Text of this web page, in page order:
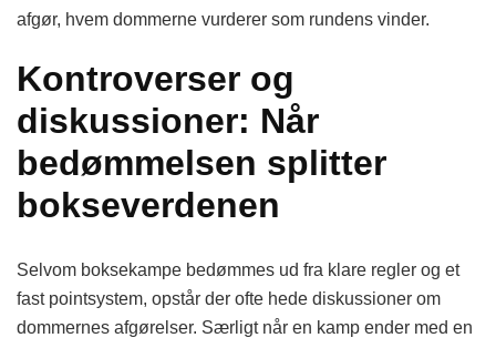
afgør, hvem dommerne vurderer som rundens vinder.
Kontroverser og
diskussioner: Når
bedømmelsen splitter
bokseverdenen
Selvom boksekampe bedømmes ud fra klare regler og et
fast pointsystem, opstår der ofte hede diskussioner om
dommernes afgørelser. Særligt når en kamp ender med en